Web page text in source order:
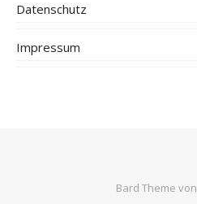
Datenschutz
Impressum
Bard Theme von